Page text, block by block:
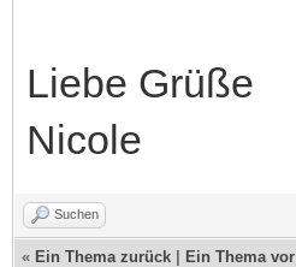
Liebe Grüße
Nicole
Suchen
« Ein Thema zurück Ein Thema vor